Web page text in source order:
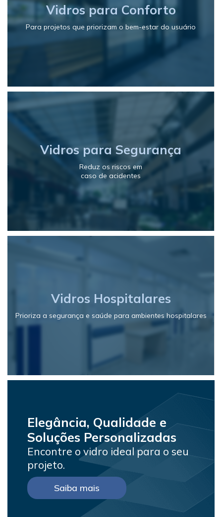
Vidros para Conforto
Para projetos que priorizam o bem-estar do usuário
Vidros para Segurança
Reduz os riscos em
caso de acidentes
Vidros Hospitalares
Prioriza a segurança e saúde para ambientes hospitalares
Elegância, Qualidade e
Soluções Personalizadas
Encontre o vidro ideal para o seu
projeto.
Saiba mais